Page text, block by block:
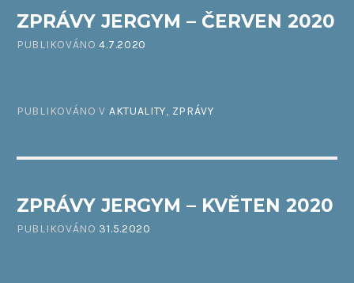
ZPRÁVY JERGYM – ČERVEN 2020
PUBLIKOVÁNO4.7.2020
PUBLIKOVÁNO V AKTUALITY, ZPRÁVY
ZPRÁVY JERGYM – KVĚTEN 2020
PUBLIKOVÁNO 31.5.2020